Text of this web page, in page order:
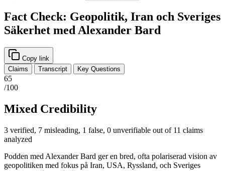
Fact Check: Geopolitik, Iran och Sveriges
Säkerhet med Alexander Bard
Copy link
Claims
Transcript Key Questions
65
/100
Mixed Credibility
3 verified, 7 misleading, 1 false, 0 unverifiable out of 11 claims
analyzed
Podden med Alexander Bard ger en bred, ofta polariserad vision av
geopolitiken med fokus på Iran, USA, Ryssland, och Sveriges